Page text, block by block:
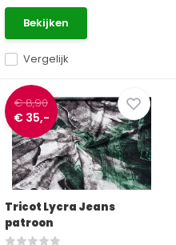
Vergelijk
Bekijken
€ 8,90
€ 35,-
Tricot Lycra Jeans
patroon